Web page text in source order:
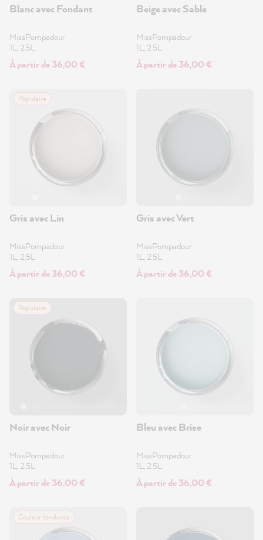
Blanc avec Fondant
MissPompadour
1L, 2.5L
À partir de 36,00 €
Beige avec Sable
MissPompadour
1L, 2.5L
À partir de 36,00 €
Populaire
Gris avec Lin
MissPompadour
1L, 2.5L
À partir de 36,00 €
Gris avec Vert
MissPompadour
1L, 2.5L
À partir de 36,00 €
Populaire
Noir avec Noir
MissPompadour
1L, 2.5L
À partir de 36,00 €
Bleu avec Brise
MissPompadour
1L, 2.5L
À partir de 36,00 €
Couleur tendance